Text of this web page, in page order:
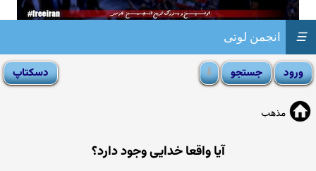
انجمن لوتی ☰
مذهب
آيا واقعا خدايى وجود دارد؟